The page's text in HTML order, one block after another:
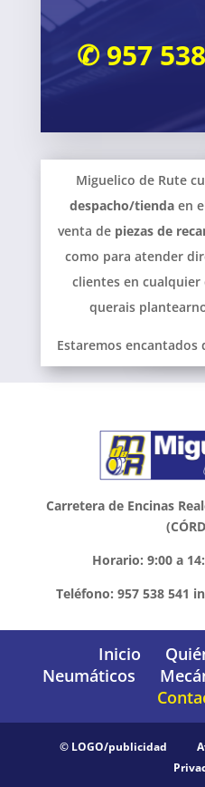
✆ 957
Miguelico de Rute
despacho/tiendaen
venta de piezas de
como para atender
clientes en
querais
Estaremos
Carretera de Encinas
Horario: 9:00 a
Teléfono: 957 538 541
Inicio
Neumáticos
© LOGO/publicidad